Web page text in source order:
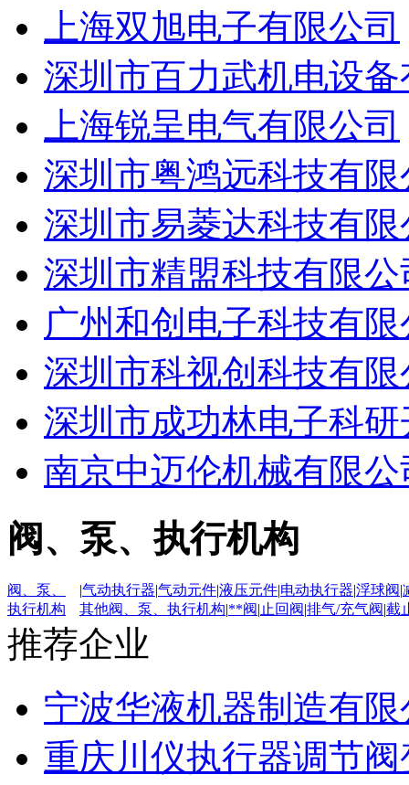
上海双旭电子有限公司
深圳市百力武机电设
上海锐呈电气有限公司
深圳市粤鸿远科技有
深圳市易菱达科技有限
深圳市精盟科技有限公
广州和创电子科技有
深圳市科视创科技有限
深圳市成功林电子科
南京中迈伦机械有限公
阀、泵、执行机构
阀、泵、
执行机构
|气动执行器|气动元件|液压元件|电动执行器|浮球阀|
其他阀、泵、执行机构|**阀| 止回阀|排气/充气阀|截
推荐企业
宁波华液机器制造有限
重庆川仪执行器调节